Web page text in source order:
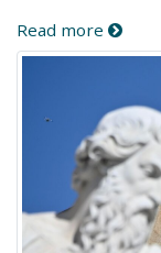
Read more